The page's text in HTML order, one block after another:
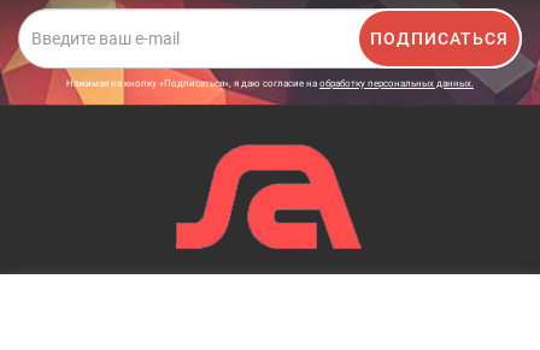
ПОДПИСАТЬСЯ
Нажимая на кнопку «Подписаться», я даю cогласие на обработку персональных данных.